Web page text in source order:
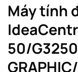
Máy tính
50/